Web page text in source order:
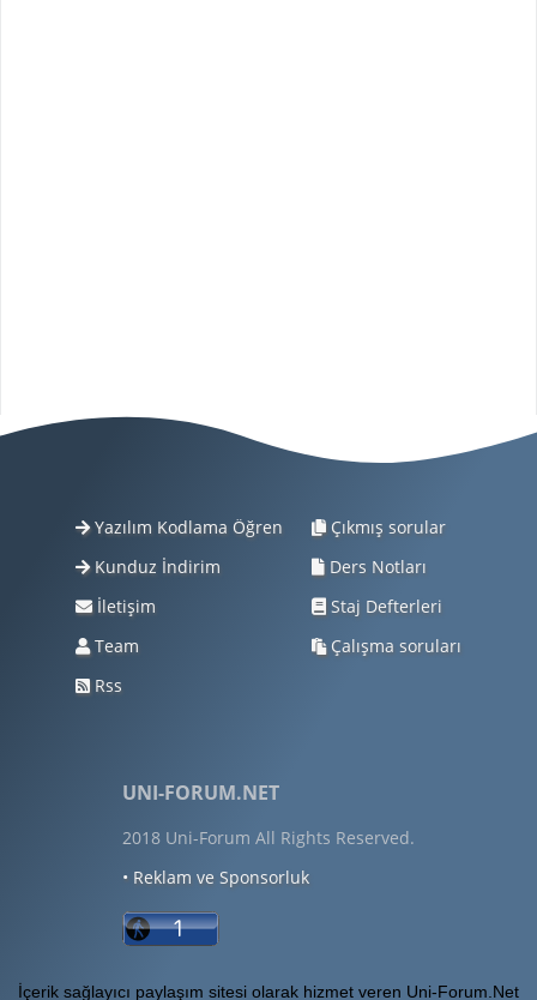
Yazılım Kodlama Öğren
Kunduz İndirim
İletişim
Team
Rss
Çıkmış sorular
Ders Notları
Staj Defterleri
Çalışma soruları
UNI-FORUM.NET
2018 Uni-Forum All Rights Reserved.
• Reklam ve Sponsorluk
İçerik sağlayıcı paylaşım sitesi olarak hizmet veren Uni-Forum.Net